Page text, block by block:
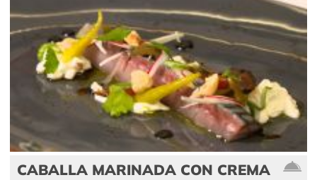
CABALLA MARINADA CON CREMA